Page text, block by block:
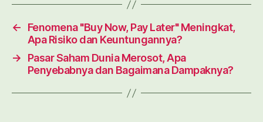
←
Fenomena "Buy Now, Pay Later" Meningkat,
Apa Risiko dan Keuntungannya?
→
Pasar Saham Dunia Merosot, Apa
Penyebabnya dan Bagaimana Dampaknya?